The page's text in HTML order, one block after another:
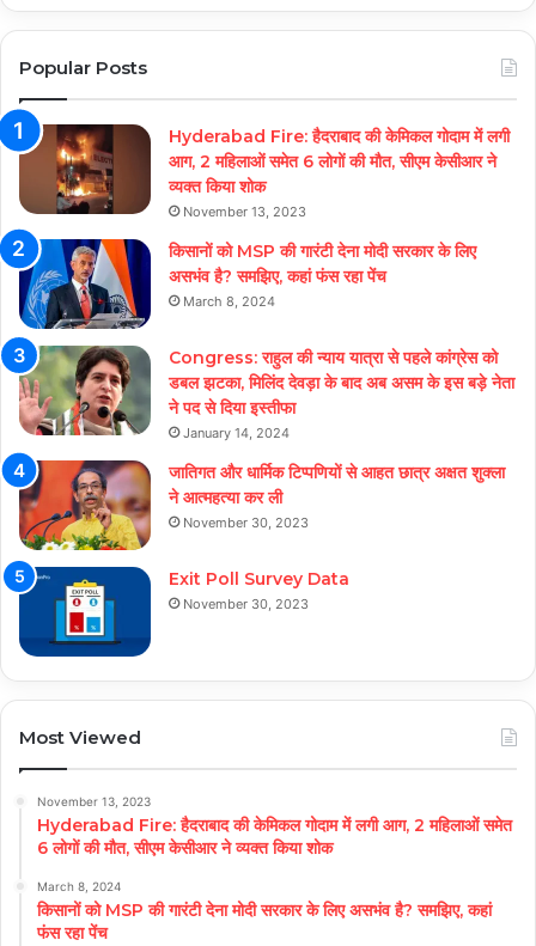
Popular Posts
Hyderabad Fire: हैदराबाद की केमिकल गोदाम में लगी
आग, 2 महिलाओं समेत 6 लोगों की मौत, सीएम केसीआर ने
व्यक्त किया शोक
November 13, 2023
किसानों को MSP की गारंटी देना मोदी सरकार के लिए
असभंव है? समझिए, कहां फंस रहा पेंच
March 8, 2024
Congress: राहुल की न्याय यात्रा से पहले कांग्रेस को
डबल झटका, मिलिंद देवड़ा के बाद अब असम के इस बड़े नेता
ने पद से दिया इस्तीफा
January 14, 2024
जातिगत और धार्मिक टिप्पणियों से आहत छात्र अक्षत शुक्ला
ने आत्महत्या कर ली
November 30, 2023
Exit Poll Survey Data
November 30, 2023
Most Viewed
November 13, 2023
Hyderabad Fire: हैदराबाद की केमिकल गोदाम में लगी आग, 2 महिलाओं समेत
6 लोगों की मौत, सीएम केसीआर ने व्यक्त किया शोक
March 8, 2024
किसानों को MSP की गारंटी देना मोदी सरकार के लिए असभंव है? समझिए, कहां
फंस रहा पेंच